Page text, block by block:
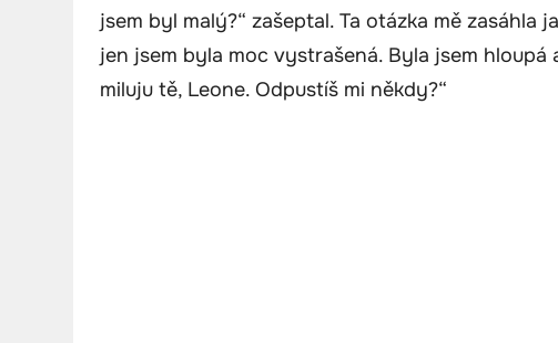
jsem byl malý?“ zašeptal. Ta otázka mě
jen jsem byla moc vystrašená. Byla jsem hloupá
miluju tě, Leone. Odpustíš mi někdy?“